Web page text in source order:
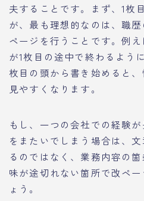
夫することです。まず、1枚
が、最も理想的なのは、職
ページを行うことです。例
が1枚目の途中で終わるよう
枚目の頭から書き始めると
見やすくなります。
もし、一つの会社での経験
をまたいでしまう場合は、
るのではなく、業務内容の
味が途切れない箇所で改ペ
ょう。